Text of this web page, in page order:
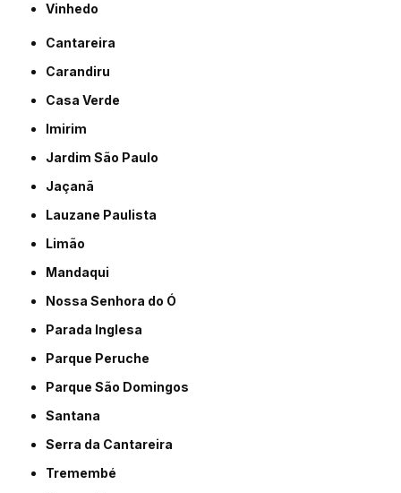
Vinhedo
Cantareira
Carandiru
Casa Verde
Imirim
Jardim São Paulo
Jaçanã
Lauzane Paulista
Limão
Mandaqui
Nossa Senhora do Ó
Parada Inglesa
Parque Peruche
Parque São Domingos
Santana
Serra da Cantareira
Tremembé